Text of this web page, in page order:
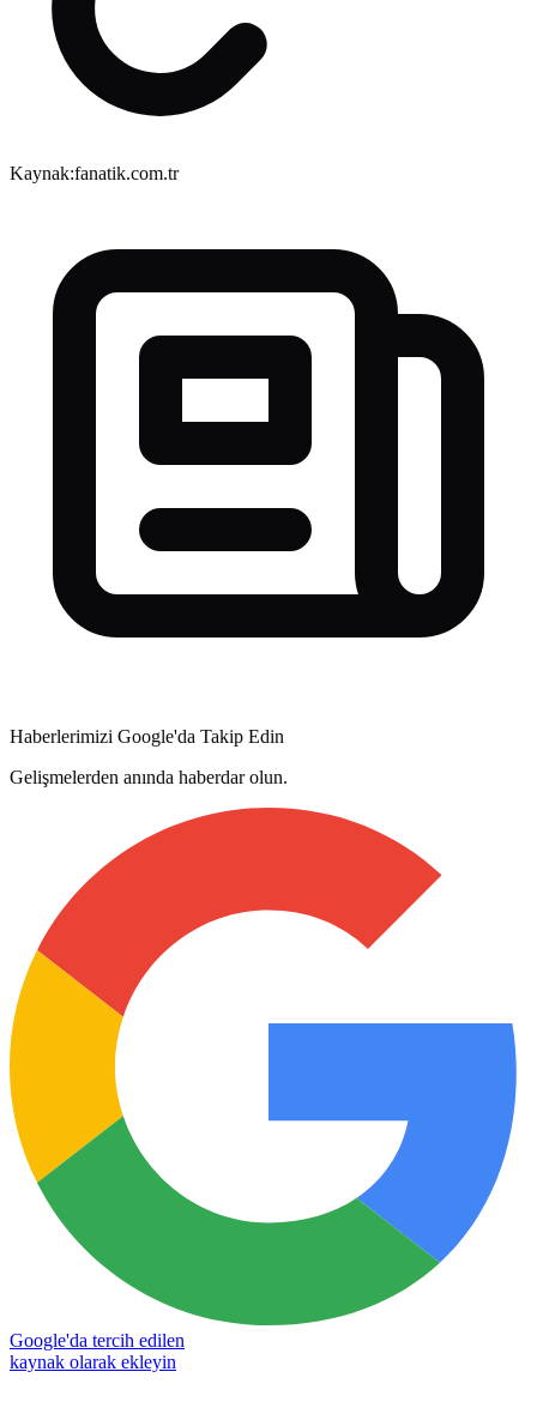
Kaynak:fanatik.com.tr
Haberlerimizi Google'da Takip Edin
Gelişmelerden anında haberdar olun.
Google'da tercih edilen
kaynak olarak ekleyin